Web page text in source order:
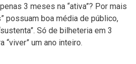
3 meses na “ativa”? Por mais
possuam boa média de público,
Só de bilheteria em 3
“viver” um ano inteiro.